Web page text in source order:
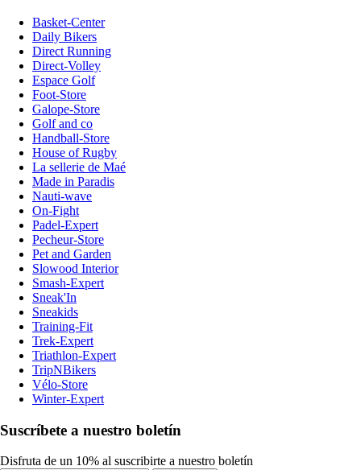
Basket-Center
Daily Bikers
Direct Running
Direct-Volley
Espace Golf
Foot-Store
Galope-Store
Golf and co
Handball-Store
House of Rugby
La sellerie de Maé
Made in Paradis
Nauti-wave
On-Fight
Padel-Expert
Pecheur-Store
Pet and Garden
Slowood Interior
Smash-Expert
Sneak'In
Sneakids
Training-Fit
Trek-Expert
Triathlon-Expert
TripNBikers
Vélo-Store
Winter-Expert
Suscríbete a nuestro boletín
Disfruta de un 10% al suscribirte a nuestro boletín